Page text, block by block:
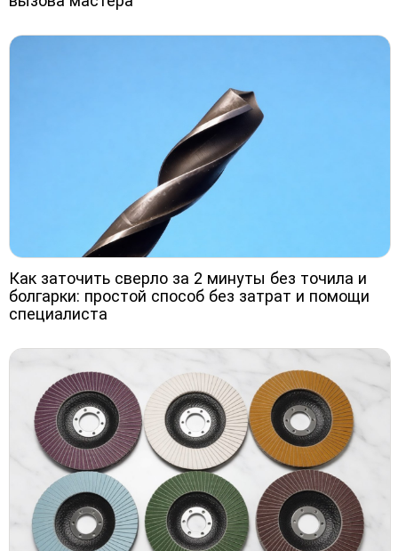
Как заточить сверло за 2 минуты без точила и
болгарки: простой способ без затрат и помощи
специалиста